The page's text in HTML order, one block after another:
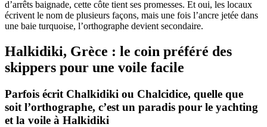
d’arrêts baignade, cette côte tient ses promesses. Et oui, les locaux
écrivent le nom de plusieurs façons, mais une fois l’ancre jetée dans
une baie turquoise, l’orthographe devient secondaire.
Halkidiki, Grèce : le coin préféré des
skippers pour une voile facile
Parfois écrit Chalkidiki ou Chalcidice, quelle que
soit l’orthographe, c’est un paradis pour le yachting
et la voile à Halkidiki